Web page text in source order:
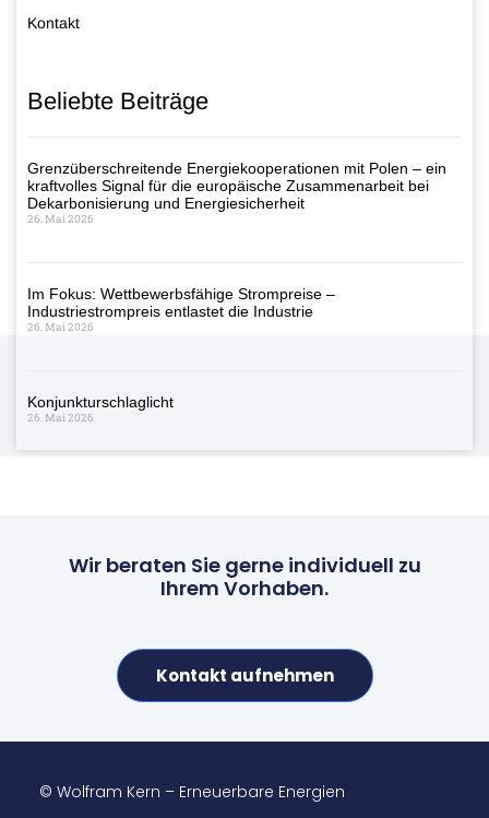
Kontakt
Beliebte Beiträge
Grenzüberschreitende Energiekooperationen mit Polen – ein
kraftvolles Signal für die europäische Zusammenarbeit bei
Dekarbonisierung und Energiesicherheit
26. Mai 2026
Im Fokus: Wettbewerbsfähige Strompreise –
Industriestrompreis entlastet die Industrie
26. Mai 2026
Konjunkturschlaglicht
26. Mai 2026
Wir beraten Sie gerne individuell zu
Ihrem Vorhaben.
Kontakt aufnehmen
© Wolfram Kern – Erneuerbare Energien